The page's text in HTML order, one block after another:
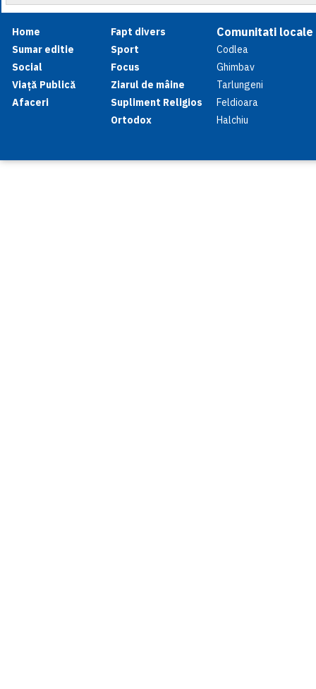
Home
Sumar editie
Social
Viață Publică
Afaceri
Fapt divers
Sport
Focus
Ziarul de mâine
Supliment Religios
Ortodox
Comunitati locale
Codlea
Ghimbav
Tarlungeni
Feldioara
Halchiu